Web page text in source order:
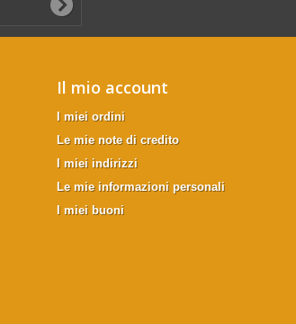
Il mio account
I miei ordini
Le mie note di credito
I miei indirizzi
Le mie informazioni personali
I miei buoni